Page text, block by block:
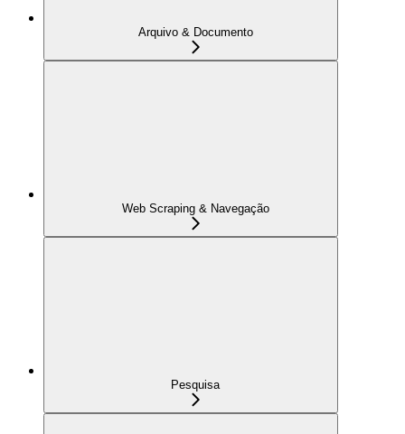
Arquivo & Documento
Web Scraping & Navegação
Pesquisa